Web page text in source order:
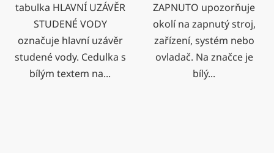
tabulka HLAVNÍ UZÁVĚR
STUDENÉ VODY
označuje hlavní uzávěr
studené vody. Cedulka s
bílým textem na...
ZAPNUTO upozorňuje
okolí na zapnutý stroj,
zařízení, systém nebo
ovladač. Na značce je
bílý...